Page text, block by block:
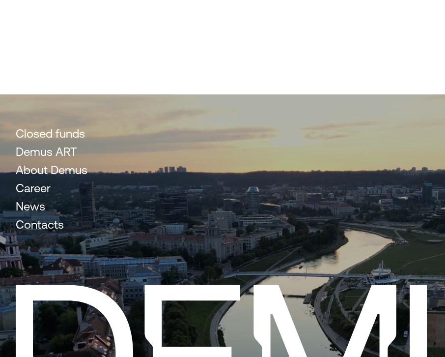
Closed funds
Demus ART
About Demus
Career
News
Contacts